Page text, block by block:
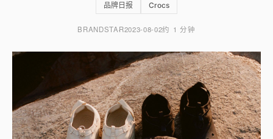
品牌日报 Crocs
BRANDSTAR2023-08-02约 1 分钟